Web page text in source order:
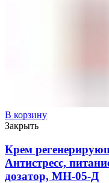
В корзину
Закрыть
Крем
Антистресс,
дозатор, МН-05-Д